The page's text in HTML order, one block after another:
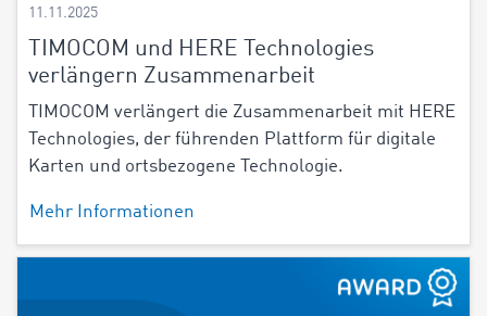
11.11.2025
TIMOCOM und HERE Technologies
verlängern Zusammenarbeit
TIMOCOM verlängert die Zusammenarbeit mit HERE
Technologies, der führenden Plattform für digitale
Karten und ortsbezogene Technologie.
Mehr Informationen